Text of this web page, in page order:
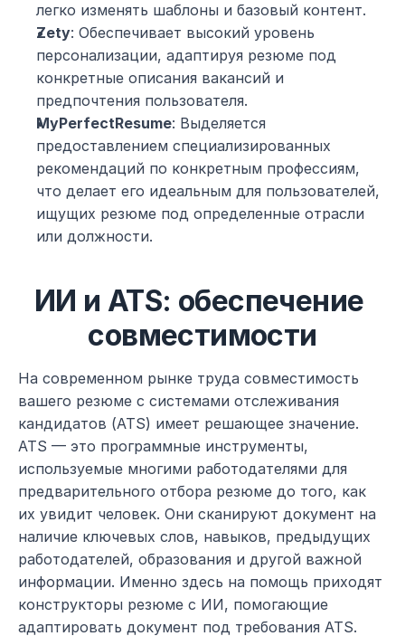
легко изменять шаблоны и базовый контент.
Zety: Обеспечивает высокий уровень
персонализации, адаптируя резюме под
конкретные описания вакансий и
предпочтения пользователя.
MyPerfectResume: Выделяется
предоставлением специализированных
рекомендаций по конкретным профессиям,
что делает его идеальным для пользователей,
ищущих резюме под определенные отрасли
или должности.
ИИ и ATS: обеспечение
совместимости
На современном рынке труда совместимость
вашего резюме с системами отслеживания
кандидатов (ATS) имеет решающее значение.
ATS — это программные инструменты,
используемые многими работодателями для
предварительного отбора резюме до того, как
их увидит человек. Они сканируют документ на
наличие ключевых слов, навыков, предыдущих
работодателей, образования и другой важной
информации. Именно здесь на помощь приходят
конструкторы резюме с ИИ, помогающие
адаптировать документ под требования ATS.